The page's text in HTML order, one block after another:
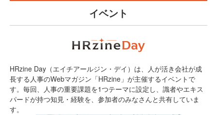
イベント
HRzine Day（エイチアールジン・デイ）は、人が活き会社が成
長する人事のWebマガジン「HRzine」が主催するイベントで
す。毎回、人事の重要課題を1つテーマに設定し、識者やエキス
パードが持つ知見・経験を、参加者のみなさんと共有していま
す。